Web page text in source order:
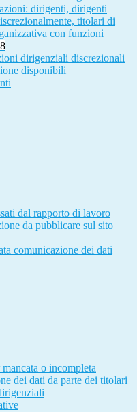
dirigenti, dirigenti
titolari di
con funzioni
8
dirigenziali discrezionali
disponibili
dal rapporto di lavoro
da pubblicare sul sito
comunicazione dei dati
o incompleta
dei dati da parte dei titolari